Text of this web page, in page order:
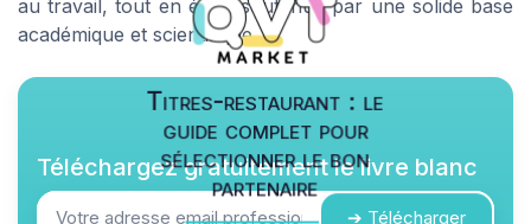
au travail, tout en étant soutenue par une solide base
académique et scientifique.
Titres-restaurant : le
guide complet pour
sélectionner le bon
partenaire
Téléchargez gratuitement le livre blanc
➔ Télécharger